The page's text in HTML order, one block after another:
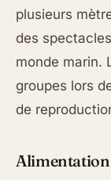
plusieurs
des
monde marin.
groupes lors
de
Alimentation